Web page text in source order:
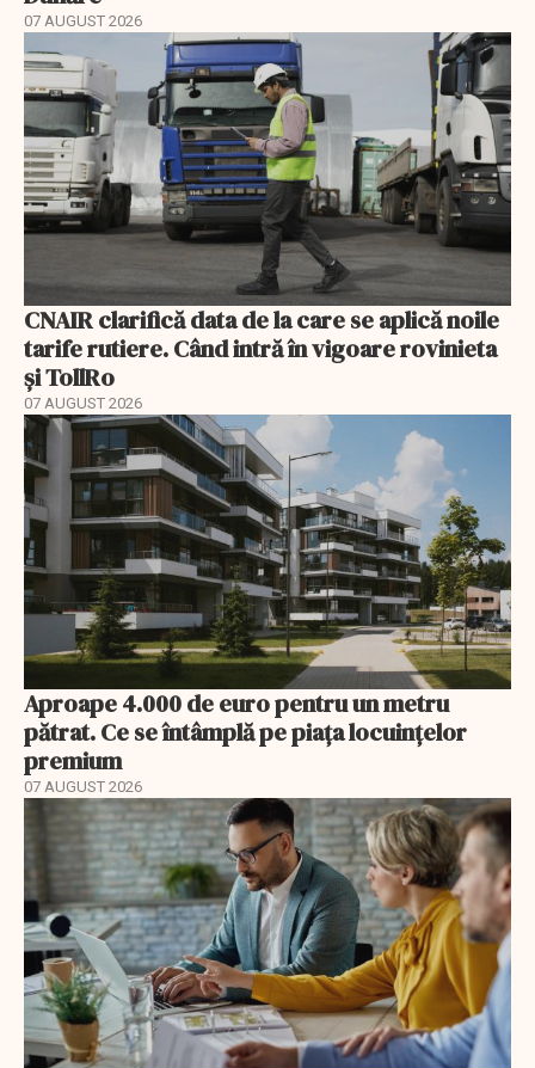
07 AUGUST 2026
CNAIR clarifică data de la care se aplică noile
tarife rutiere. Când intră în vigoare rovinieta
și TollRo
07 AUGUST 2026
Aproape 4.000 de euro pentru un metru
pătrat. Ce se întâmplă pe piața locuințelor
premium
07 AUGUST 2026